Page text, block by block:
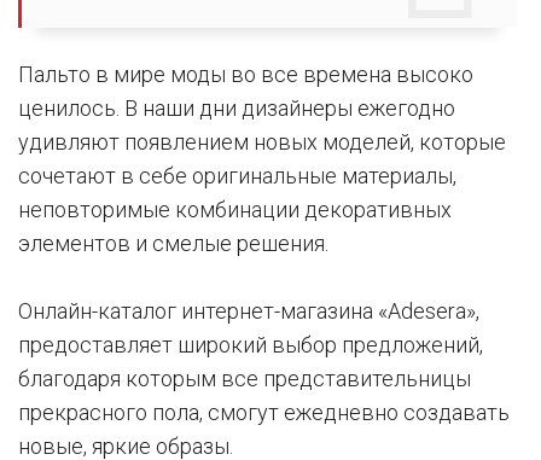
Пальто в мире моды во все времена высоко
ценилось. В наши дни дизайнеры ежегодно
удивляют появлением новых моделей, которые
сочетают в себе оригинальные материалы,
неповторимые комбинации декоративных
элементов и смелые решения.
Онлайн-каталог интернет-магазина «Adesera»,
предоставляет широкий выбор предложений,
благодаря которым все представительницы
прекрасного пола, смогут ежедневно создавать
новые, яркие образы.